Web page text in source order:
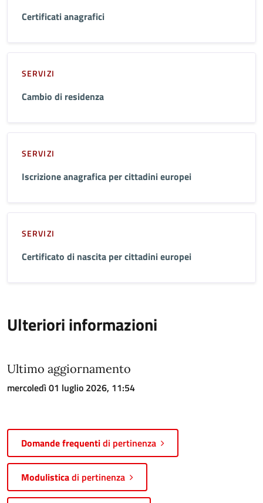
Certificati anagrafici
SERVIZI
Cambio di residenza
SERVIZI
Iscrizione anagrafica per cittadini europei
SERVIZI
Certificato di nascita per cittadini europei
Ulteriori informazioni
Ultimo aggiornamento
mercoledì 01 luglio 2026, 11:54
Domande frequentidi pertinenza
Modulisticadi pertinenza